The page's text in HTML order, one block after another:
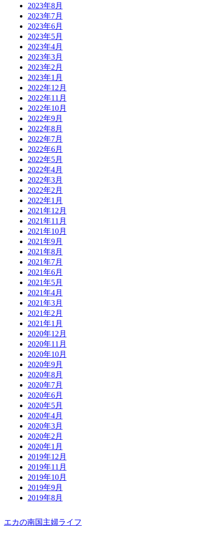
2023年8月
2023年7月
2023年6月
2023年5月
2023年4月
2023年3月
2023年2月
2023年1月
2022年12月
2022年11月
2022年10月
2022年9月
2022年8月
2022年7月
2022年6月
2022年5月
2022年4月
2022年3月
2022年2月
2022年1月
2021年12月
2021年11月
2021年10月
2021年9月
2021年8月
2021年7月
2021年6月
2021年5月
2021年4月
2021年3月
2021年2月
2021年1月
2020年12月
2020年11月
2020年10月
2020年9月
2020年8月
2020年7月
2020年6月
2020年5月
2020年4月
2020年3月
2020年2月
2020年1月
2019年12月
2019年11月
2019年10月
2019年9月
2019年8月
エカの南国主婦ライフ